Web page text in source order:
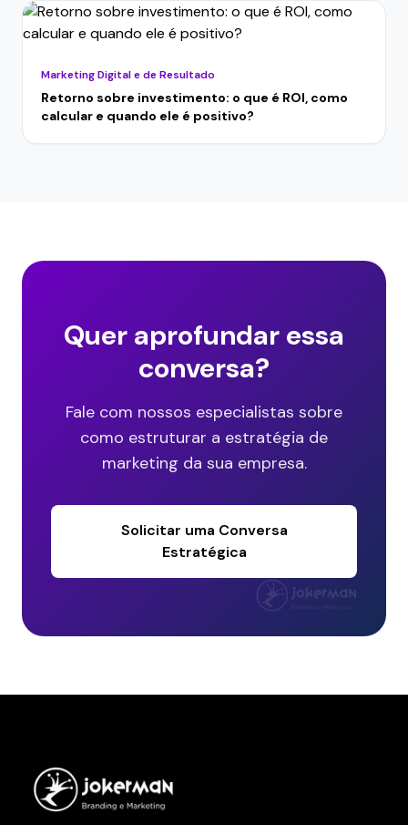
Marketing Digital e de Resultado
Retorno sobre investimento: o que é ROI, como
calcular e quando ele é positivo?
Quer aprofundar essa
conversa?
Fale com nossos especialistas sobre
como estruturar a estratégia de
marketing da sua empresa.
Solicitar uma Conversa
Estratégica